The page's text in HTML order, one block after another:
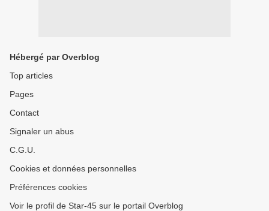
Hébergé par Overblog
Top articles
Pages
Contact
Signaler un abus
C.G.U.
Cookies et données personnelles
Préférences cookies
Voir le profil de Star-45 sur le portail Overblog